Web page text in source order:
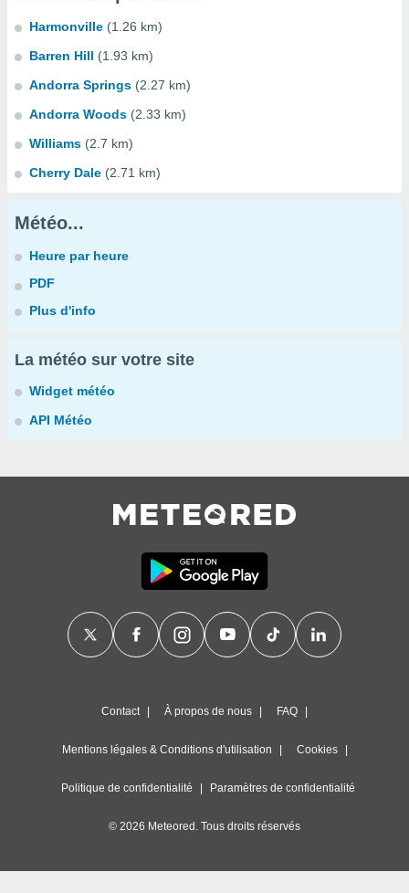
Harmonville (1.26 km)
Barren Hill (1.93 km)
Andorra Springs (2.27 km)
Andorra Woods (2.33 km)
Williams (2.7 km)
Cherry Dale (2.71 km)
Météo...
Heure par heure
PDF
Plus d'info
La météo sur votre site
Widget météo
API Météo
Contact À propos de nous FAQ
Mentions légales & Conditions d'utilisation Cookies
Politique de confidentialité Paramètres de confidentialité
© 2026 Meteored. Tous droits réservés